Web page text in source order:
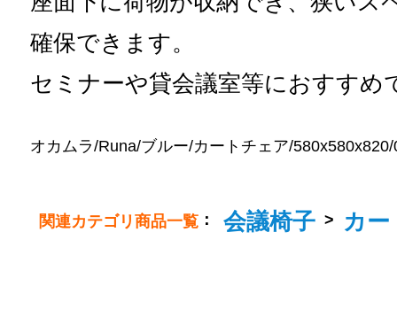
確保できます。
セミナーや貸会議室等におすすめ
オカムラ/Runa/ブルー/カートチェア/
関連カテゴリ商品一覧 ： 会議椅子 > カ